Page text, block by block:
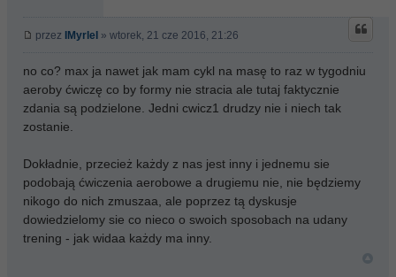
przez IMyrleI » wtorek, 21 cze 2016, 21:26
no co? max ja nawet jak mam cykl na masę to raz w tygodniu
aeroby ćwiczę co by formy nie stracia ale tutaj faktycznie
zdania są podzielone. Jedni cwicz1 drudzy nie i niech tak
zostanie.
Dokładnie, przecież każdy z nas jest inny i jednemu sie
podobają ćwiczenia aerobowe a drugiemu nie, nie będziemy
nikogo do nich zmuszaa, ale poprzez tą dyskusje
dowiedzielomy sie co nieco o swoich sposobach na udany
trening - jak widaa każdy ma inny.